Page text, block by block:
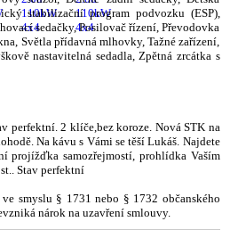
stabilizační program podvozku (ESP),
sedačky, Posilovač řízení, Převodovka
Světla přídavná mlhovky, Tažné zařízení,
nastavitelná sedadla, Zpětná zrcátka s
perfektní. 2 klíče,bez koroze. Nová STK na
Na kávu s Vámi se těší Lukáš. Najdete
projížďka samozřejmostí, prohlídka Vaším
Stav perfektní
smyslu § 1731 nebo § 1732 občanského
nárok na uzavření smlouvy.